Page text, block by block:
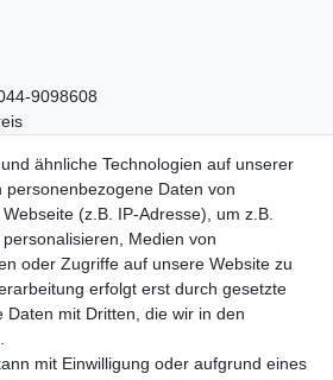
9098608
Daten­schutz­erklärung
ähnliche Technologien auf unserer
Daten von
(z.B. IP-Adresse), um z.B.
Medien von
oder Zugriffe auf unsere Website zu
erfolgt erst durch gesetzte
Daten mit Dritten, die wir in den
mit Einwilligung oder aufgrund eines